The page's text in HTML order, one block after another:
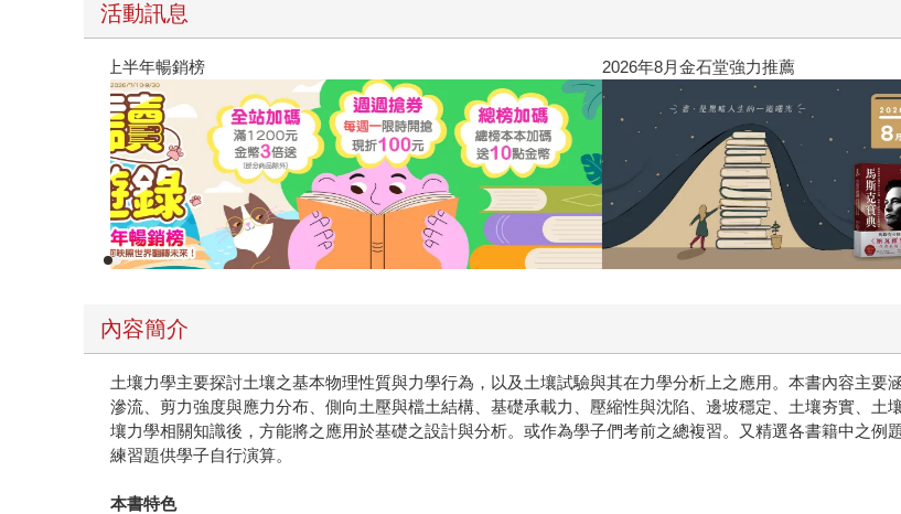
活動訊息
閱讀漫遊錄-2026上半年暢銷榜 2026年8月金石堂強力
內容簡介
土壤力學主要探討土壤之基本物理性質與力學行為，以及土壤試驗與其在力學分析上之應用。本書內容主
滲流、剪力強度與應力分布、側向土壓與檔土結構、基礎承載力、壓縮性與沈陷、邊坡穩定、土壤夯實、
壤力學相關知識後，方能將之應用於基礎之設計與分析。或作為學子們考前之總複習。又精選各書籍中之
練習題供學子自行演算。
本書特色